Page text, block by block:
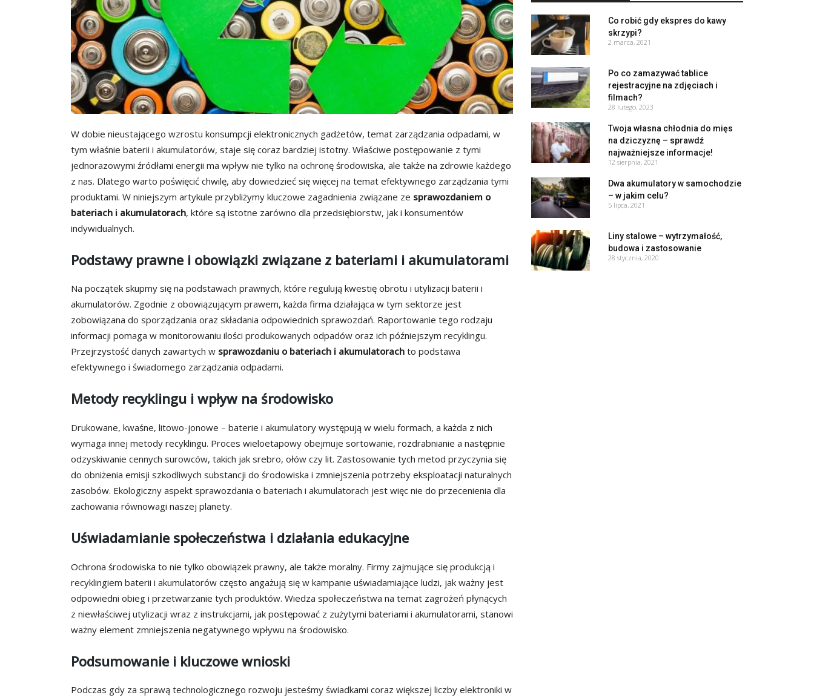
W dobie nieustającego wzrostu konsumpcji elektronicznych gadżetów, temat zarządzania odpadami, w
tym właśnie baterii i akumulatorów, staje się coraz bardziej istotny. Właściwe postępowanie z tymi
jednorazowymi źródłami energii ma wpływ nie tylko na ochronę środowiska, ale także na zdrowie każdego
z nas. Dlatego warto poświęcić chwilę, aby dowiedzieć się więcej na temat efektywnego zarządzania tymi
produktami. W niniejszym artykule przybliżymy kluczowe zagadnienia związane ze sprawozdaniem o
bateriach i akumulatorach, które są istotne zarówno dla przedsiębiorstw, jak i konsumentów
indywidualnych.
Podstawy prawne i obowiązki związane z bateriami i akumulatorami
Na początek skupmy się na podstawach prawnych, które regulują kwestię obrotu i utylizacji baterii i
akumulatorów. Zgodnie z obowiązującym prawem, każda firma działająca w tym sektorze jest
zobowiązana do sporządzania oraz składania odpowiednich sprawozdań. Raportowanie tego rodzaju
informacji pomaga w monitorowaniu ilości produkowanych odpadów oraz ich późniejszym recyklingu.
Przejrzystość danych zawartych w sprawozdaniu o bateriach i akumulatorach to podstawa
efektywnego i świadomego zarządzania odpadami.
Metody recyklingu i wpływ na środowisko
Drukowane, kwaśne, litowo-jonowe – baterie i akumulatory występują w wielu formach, a każda z nich
wymaga innej metody recyklingu. Proces wieloetapowy obejmuje sortowanie, rozdrabnianie a następnie
odzyskiwanie cennych surowców, takich jak srebro, ołów czy lit. Zastosowanie tych metod przyczynia się
do obniżenia emisji szkodliwych substancji do środowiska i zmniejszenia potrzeby eksploatacji naturalnych
zasobów. Ekologiczny aspekt sprawozdania o bateriach i akumulatorach jest więc nie do przecenienia dla
zachowania równowagi naszej planety.
Uświadamianie społeczeństwa i działania edukacyjne
Ochrona środowiska to nie tylko obowiązek prawny, ale także moralny. Firmy zajmujące się produkcją i
recyklingiem baterii i akumulatorów często angażują się w kampanie uświadamiające ludzi, jak ważny jest
odpowiedni obieg i przetwarzanie tych produktów. Wiedza społeczeństwa na temat zagrożeń płynących
z niewłaściwej utylizacji wraz z instrukcjami, jak postępować z zużytymi bateriami i akumulatorami, stanowi
ważny element zmniejszenia negatywnego wpływu na środowisko.
Podsumowanie i kluczowe wnioski
Podczas gdy za sprawą technologicznego rozwoju jesteśmy świadkami coraz większej liczby elektroniki w
Co robić gdy ekspres do kawy
skrzypi?
2 marca, 2021
Po co zamazywać tablice
rejestracyjne na zdjęciach i
filmach?
28 lutego, 2023
Twoja własna chłodnia do mięs
na dziczyznę – sprawdź
najważniejsze informacje!
12 sierpnia, 2021
Dwa akumulatory w samochodzie
– w jakim celu?
5 lipca, 2021
Liny stalowe – wytrzymałość,
budowa i zastosowanie
28 stycznia, 2020